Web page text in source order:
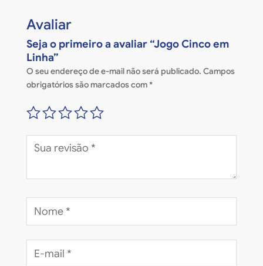
Avaliar
Seja o primeiro a avaliar “Jogo Cinco em
Linha”
O seu endereço de e-mail não será publicado. Campos
obrigatórios são marcados com*